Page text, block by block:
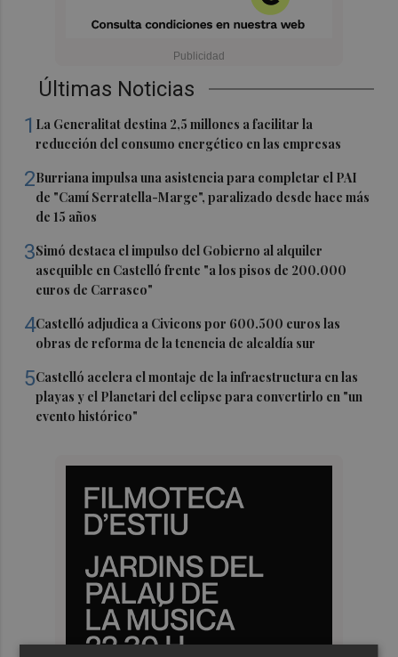
Últimas Noticias
1 La Generalitat destina 2,5 millones a facilitar la
reducción del consumo energético en las empresas
2Burriana impulsa una asistencia para completar el PAI
de "Camí Serratella-Marge", paralizado desde hace más
de 15 años
3Simó destaca el impulso del Gobierno al alquiler
asequible en Castelló frente "a los pisos de 200.000
euros de Carrasco"
4Castelló adjudica a Civicons por 600.500 euros las
obras de reforma de la tenencia de alcaldía sur
5Castelló acelera el montaje de la infraestructura en las
playas y el Planetari del eclipse para convertirlo en "un
evento histórico"